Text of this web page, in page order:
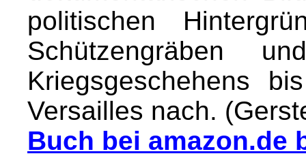
politischen
Schützengräben
Kriegsgeschehens
Versailles nach.
Buch bei amazon.de